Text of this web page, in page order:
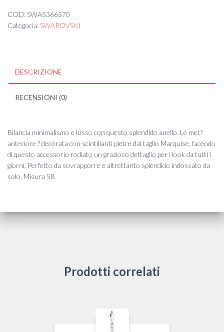
COD: SWA5366570
Categoria: SWAROVSKI
DESCRIZIONE
RECENSIONI (0)
Bilancia minimalismo e lusso con questo splendido anello. Le met?
anteriore ? decorata con scintillanti pietre dal taglio Marquise, facendo
di questo accessorio rodiato un grazioso dettaglio per i look da tutti i
giorni. Perfetto da sovrapporre e altrettanto splendido indossato da
solo. Misura 58
Prodotti correlati